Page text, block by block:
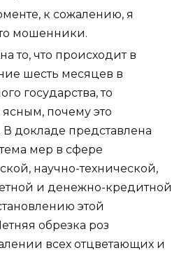
к сожалению, я
мошенники.
то, что происходит в
шесть месяцев в
государства, то
ясным, почему это
В докладе представлена
мер в сфере
научно-технической,
и денежно-кредитной
этой
обрезка роз
всех отцветающих и